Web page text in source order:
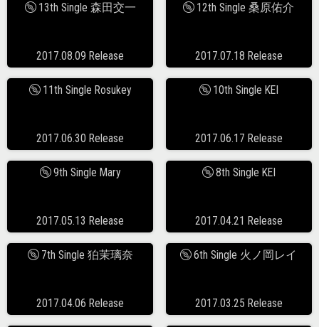
13th Single 森田交一
2017.08.09 Release
12th Single 桑原佑介
2017.07.18 Release
11th Single Rosukey
2017.06.30 Release
10th Single KEI
2017.06.17 Release
9th Single Mary
2017.05.13 Release
8th Single KEI
2017.04.21 Release
7th Single 狛茉璃奈
2017.04.06 Release
6th Single 火ノ岡レイ
2017.03.25 Release